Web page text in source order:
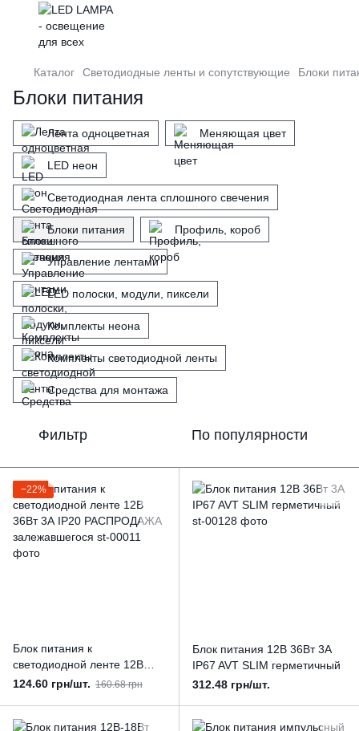
Каталог Светодиодные ленты и сопутствующие Блоки
Блоки питания
Лента одноцветная Меняющая цвет
LED неон
Светодиодная лента сплошного свечения
Блоки питания Профиль, короб
Управление лентами
LED полоски, модули, пиксели
Комплекты неона
Комплекты светодиодной ленты
Средства для монтажа
Фильтр По популярности
−22%
Блок питания к
светодиодной ленте 12В
36Вт 3А IP20 РАСПРОДАЖА
124.60 грн/шт. 160.68 грн
Блок питания 12В 36Вт 3А
IP67 AVT SLIM герметичный
312.48 грн/шт.